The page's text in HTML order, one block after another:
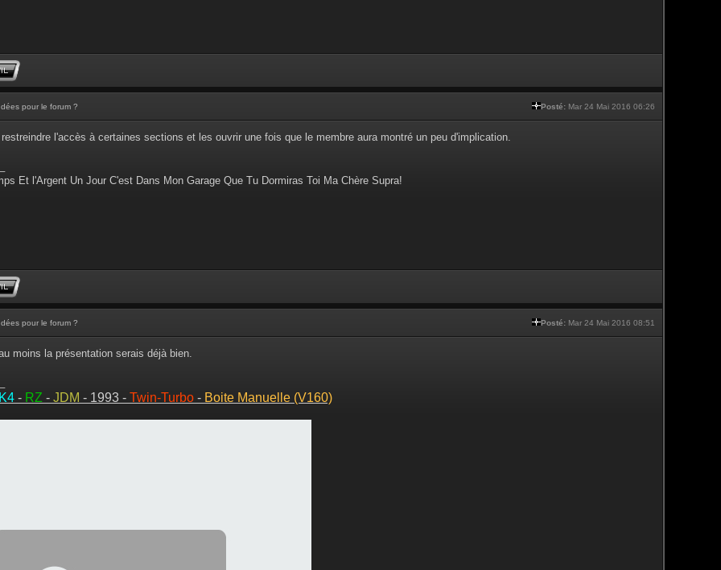
pour le forum ? Posté: Mar 24 Mai 2016 06:26
l'accès à certaines sections et les ouvrir une fois que le membre aura montré un peu d'implication.
Et l'Argent Un Jour C'est Dans Mon Garage Que Tu Dormiras Toi Ma Chère Supra!
pour le forum ? Posté: Mar 24 Mai 2016 08:51
moins la présentation serais déjà bien.
- RZ - JDM - 1993 - Twin-Turbo - Boite Manuelle (V160)